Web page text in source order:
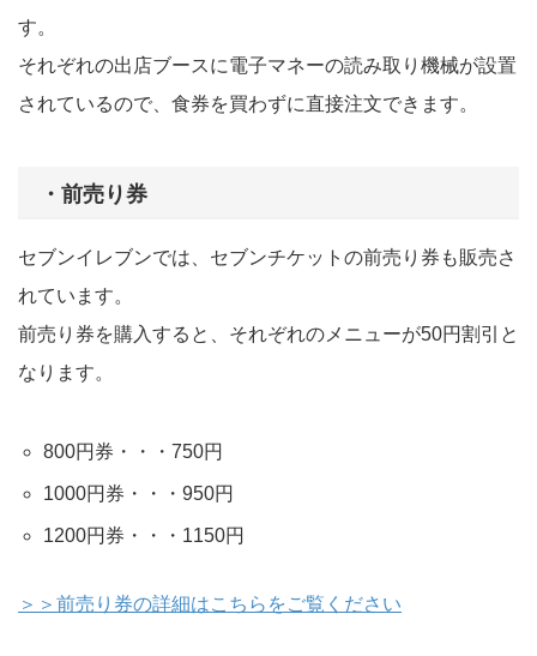
す。
それぞれの出店ブースに電子マネーの読み取り機械が設置
されているので、食券を買わずに直接注文できます。
・前売り券
セブンイレブンでは、セブンチケットの前売り券も販売さ
れています。
前売り券を購入すると、それぞれのメニューが50円割引と
なります。
800円券・・・750円
1000円券・・・950円
1200円券・・・1150円
＞＞前売り券の詳細はこちらをご覧ください